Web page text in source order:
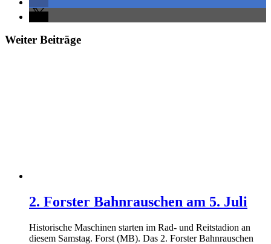
Weiter Beiträge
2. Forster Bahnrauschen am 5. Juli
Historische Maschinen starten im Rad- und Reitstadion an
diesem Samstag. Forst (MB). Das 2. Forster Bahnrauschen